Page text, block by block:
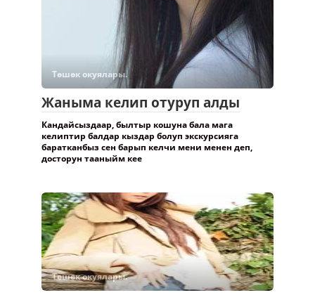
Төшөк окуялары.
Жаныма келип отуруп алды
Кандайсыздаар, былтыр кошуна бала мага
келиптир балдар кыздар болуп экскурсияга
баратканбыз сен барып келчи мени менен деп,
досторун тааныйм кее
Төшөк окуялары.